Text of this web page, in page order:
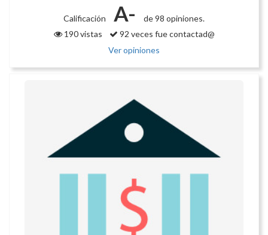
Calificación A-
de 98 opiniones.
190 vistas
92 veces fue contactad@
Ver opiniones